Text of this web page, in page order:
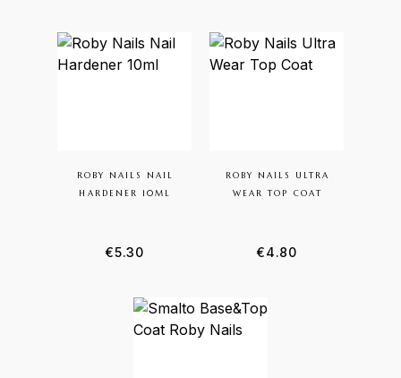
ROBY NAILS NAIL
HARDENER 10ML
€5.30
ROBY NAILS ULTRA
WEAR TOP COAT
€4.80